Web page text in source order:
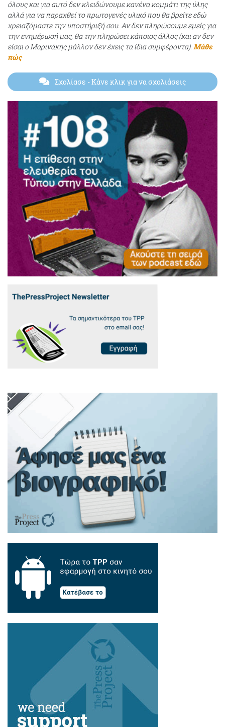
όλους και για αυτό δεν κλειδώνουμε κανένα κομμάτι της ύλης
αλλά για να παραχθεί το πρωτογενές υλικό που θα βρείτε εδώ
χρειαζόμαστε την υποστήριξή σου. Αν δεν πληρώσουμε εμείς για
την ενημέρωσή μας, θα την πληρώσει κάποιος άλλος (και αν δεν
είσαι ο Μαρινάκης μάλλον δεν έχεις τα ίδια συμφέροντα). Μάθε
πώς
Σχολίασε - Κάνε κλικ για να σχολιάσεις